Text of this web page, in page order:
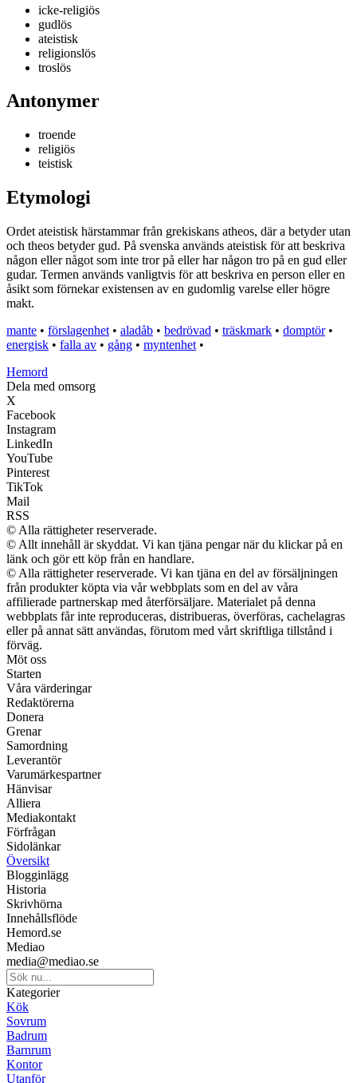
icke-religiös
gudlös
ateistisk
religionslös
troslös
Antonymer
troende
religiös
teistisk
Etymologi
Ordet ateistisk härstammar från grekiskans atheos, där a betyder utan
och theos betyder gud. På svenska används ateistisk för att beskriva
någon eller något som inte tror på eller har någon tro på en gud eller
gudar. Termen används vanligtvis för att beskriva en person eller en
åsikt som förnekar existensen av en gudomlig varelse eller högre
makt.
mante • förslagenhet • aladåb • bedrövad • träskmark • domptör•
energisk • falla av • gång • myntenhet •
Hemord
Dela med omsorg
X
Facebook
Instagram
LinkedIn
YouTube
Pinterest
TikTok
Mail
RSS
© Alla rättigheter reserverade.
© Allt innehåll är skyddat. Vi kan tjäna pengar när du klickar på en
länk och gör ett köp från en handlare.
© Alla rättigheter reserverade. Vi kan tjäna en del av försäljningen
från produkter köpta via vår webbplats som en del av våra
affilierade partnerskap med återförsäljare. Materialet på denna
webbplats får inte reproduceras, distribueras, överföras, cachelagras
eller på annat sätt användas, förutom med vårt skriftliga tillstånd i
förväg.
Möt oss
Starten
Våra värderingar
Redaktörerna
Donera
Grenar
Samordning
Leverantör
Varumärkespartner
Hänvisar
Alliera
Mediakontakt
Förfrågan
Sidolänkar
Översikt
Blogginlägg
Historia
Skrivhörna
Innehållsflöde
Hemord.se
Mediao
media@mediao.se
Kategorier
Kök
Sovrum
Badrum
Barnrum
Kontor
Utanför